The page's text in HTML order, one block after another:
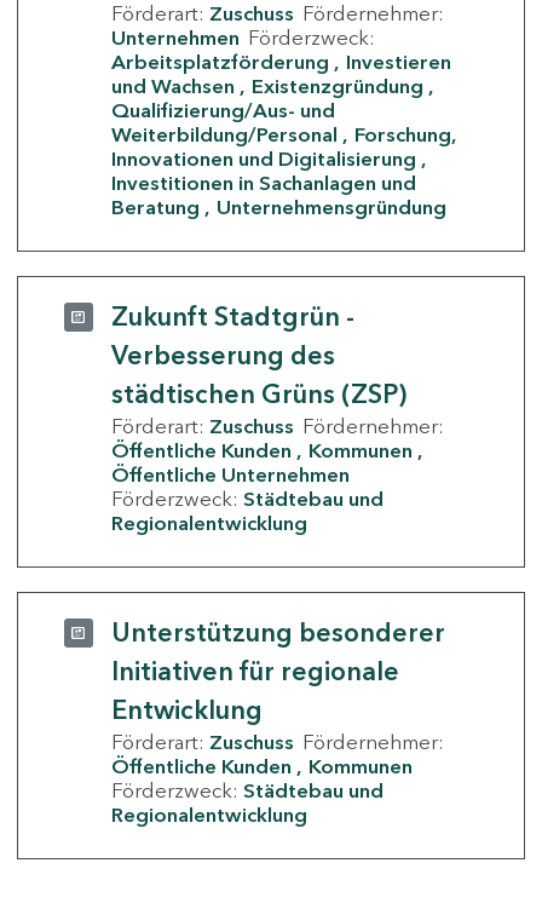
Förderart: Zuschuss Fördernehmer:
Unternehmen Förderzweck:
Arbeitsplatzförderung
Investieren
und Wachsen
Existenzgründung
Qualifizierung/Aus- und
Weiterbildung/Personal
Forschung,
Innovationen und Digitalisierung
Investitionen in Sachanlagen und
Beratung
Unternehmensgründung
Zukunft Stadtgrün -
Verbesserung des
städtischen Grüns (ZSP)
Förderart: Zuschuss Fördernehmer:
Öffentliche Kunden
Kommunen
Öffentliche Unternehmen
Förderzweck: Städtebau und
Regionalentwicklung
Unterstützung besonderer
Initiativen für regionale
Entwicklung
Förderart: Zuschuss Fördernehmer:
Öffentliche Kunden
Kommunen
Förderzweck: Städtebau und
Regionalentwicklung